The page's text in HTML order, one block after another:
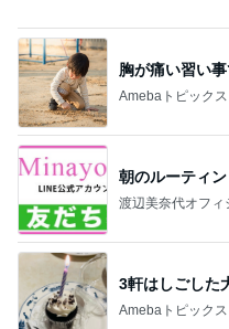
胸が痛い習い
Amebaトピックス
朝のルーティン
渡辺美奈代オフィ
3軒はしごした
Amebaトピックス